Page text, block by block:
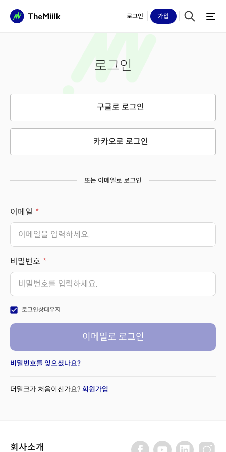
로그인 가입
로그인
구글로 로그인
카카오로 로그인
또는 이메일로 로그인
이메일
비밀번호
check_box 로그인상태유지
이메일로 로그인
비밀번호를 잊으셨나요?
더밀크가 처음이신가요? 회원가입
회사소개